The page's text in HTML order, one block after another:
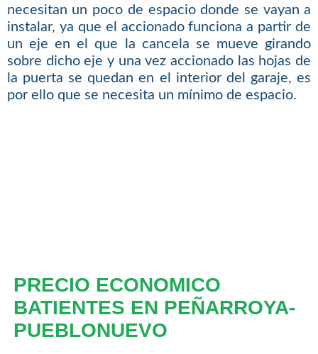
necesitan un poco de espacio donde se vayan a
instalar, ya que el accionado funciona a partir de
un eje en el que la cancela se mueve girando
sobre dicho eje y una vez accionado las hojas de
la puerta se quedan en el interior del garaje, es
por ello que se necesita un mínimo de espacio.
PRECIO ECONOMICO
BATIENTES EN PEÑARROYA-
PUEBLONUEVO